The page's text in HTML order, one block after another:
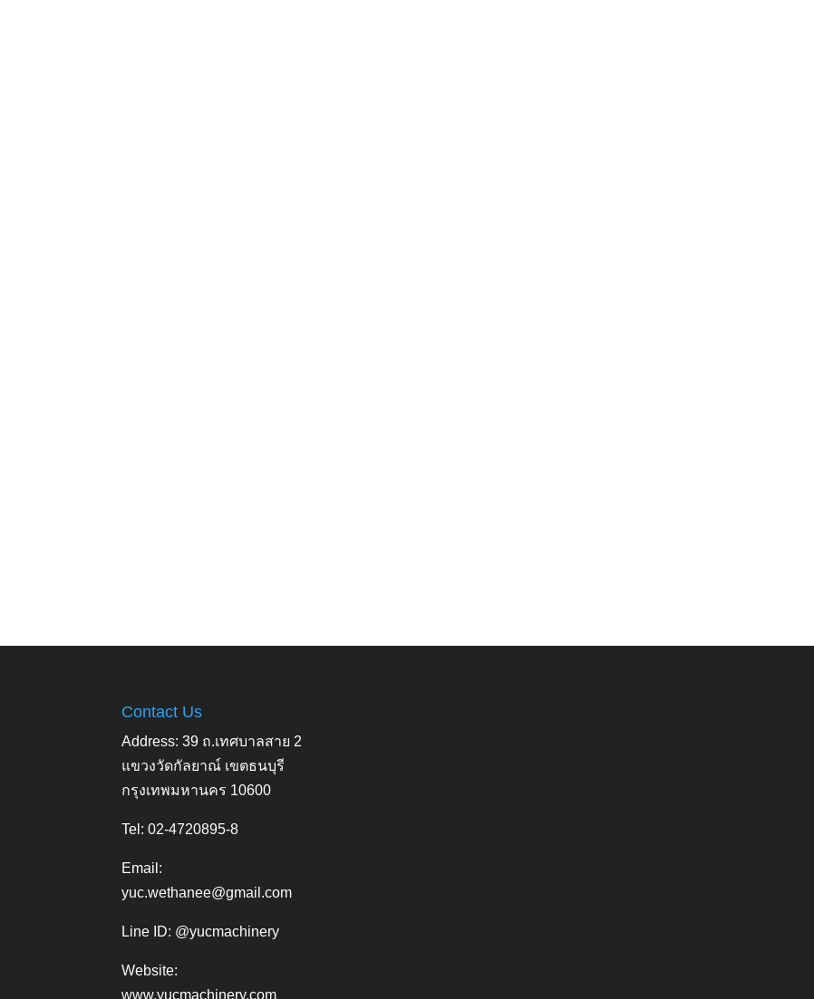
Contact Us
Address: 39 ถ.เทศบาลสาย 2
แขวงวัดกัลยาณ์ เขตธนบุรี
กรุงเทพมหานคร 10600
Tel: 02-4720895-8
Email:
yuc.wethanee@gmail.com
Line ID: @yucmachinery
Website:
www.yucmachinery.com